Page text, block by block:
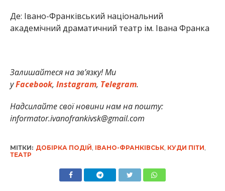
Де: Івано-Франківський національний
академічний драматичний театр ім. Івана Франка
Залишайтеся на зв’язку! Ми
уFacebook, Instagram, Telegram.
Надсилайте свої новини нам на пошту:
informator.ivanofrankivsk@gmail.com
МІТКИ: ДОБІРКА ПОДІЙ ІВАНО-ФРАНКІВСЬК, КУДИ ПІТИ
ТЕАТР